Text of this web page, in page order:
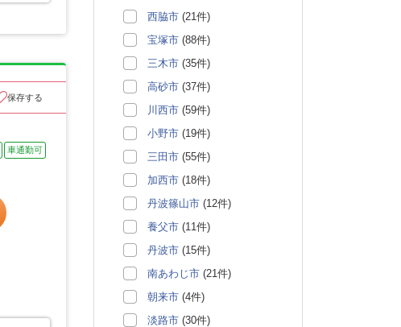
保存する
車通勤可
西脇市 (21件)
宝塚市 (88件)
三木市 (35件)
高砂市 (37件)
川西市 (59件)
小野市 (19件)
三田市 (55件)
加西市 (18件)
丹波篠山市 (12件)
養父市 (11件)
丹波市 (15件)
南あわじ市 (21件)
朝来市 (4件)
淡路市 (30件)